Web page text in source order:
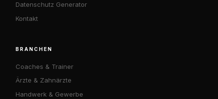
Datenschutz Generator
Kontakt
BRANCHEN
Coaches & Trainer
Ärzte & Zahnärzte
Handwerk & Gewerbe